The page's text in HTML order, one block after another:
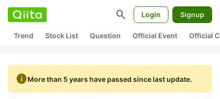
search Login Signup
Trend Stock List Question Official Event Official
infoMore than 5 years have passed since last update.